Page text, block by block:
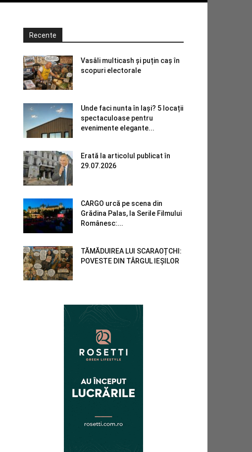
Recente
Vasâli multicash și puțin caș în
scopuri electorale
Unde faci nunta în Iași? 5 locații
spectaculoase pentru
evenimente elegante...
Erată la articolul publicat în
29.07.2026
CARGO urcă pe scena din
Grădina Palas, la Serile Filmului
Românesc:...
TĂMĂDUIREA LUI SCARAOȚCHI:
POVESTE DIN TÂRGUL IEȘILOR